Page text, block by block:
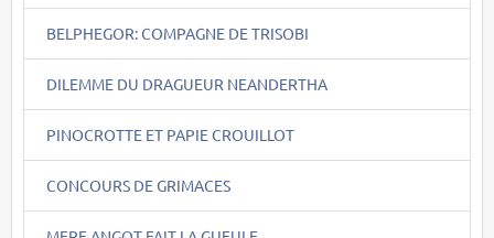
BELPHEGOR: COMPAGNE DE TRISOBI
DILEMME DU DRAGUEUR NEANDERTHA
PINOCROTTE ET PAPIE CROUILLOT
CONCOURS DE GRIMACES